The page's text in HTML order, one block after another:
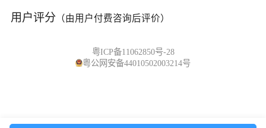
用户评分 （由用户付费咨询后评价）
粤ICP备11062850号-28
粤公网安备44010502003214号